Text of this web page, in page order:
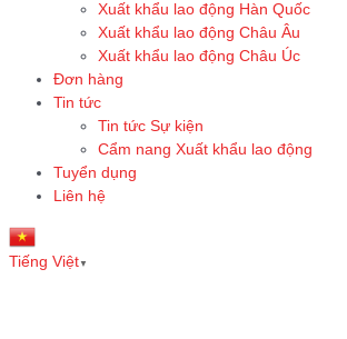
Xuất khẩu lao động Hàn Quốc
Xuất khẩu lao động Châu Âu
Xuất khẩu lao động Châu Úc
Đơn hàng
Tin tức
Tin tức Sự kiện
Cẩm nang Xuất khẩu lao động
Tuyển dụng
Liên hệ
Tiếng Việt ▼